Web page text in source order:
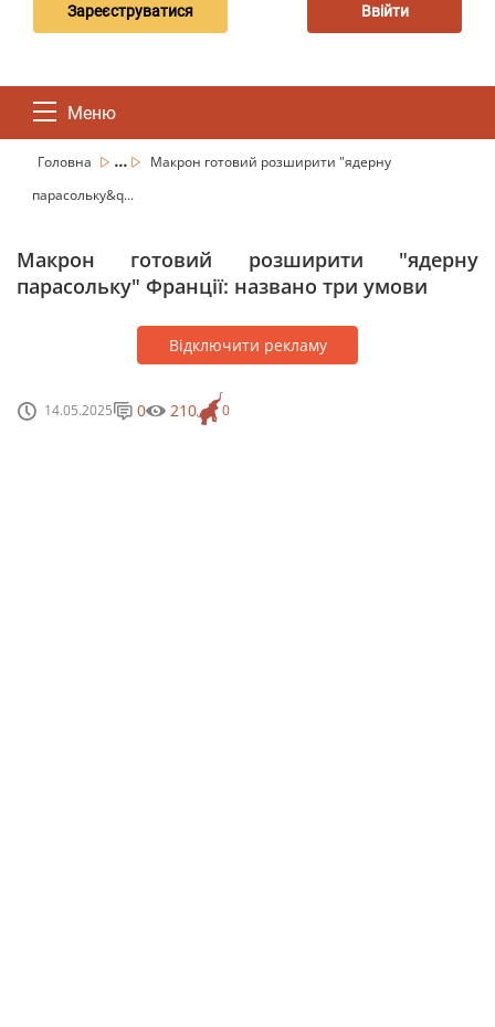
Зареєструватися Ввійти
Меню
Головна ...
Макрон готовий розширити "ядерну
парасольку&q...
Макрон готовий розширити "ядерну
парасольку" Франції: названо три умови
Відключити рекламу
14.05.2025 0
0 210